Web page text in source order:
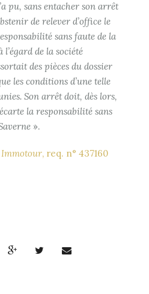
pu, sans entacher son arrêt
de relever d’office le
sans faute de la
de la société
des pièces du dossier
les conditions d’une telle
Son arrêt doit, dès lors,
la responsabilité sans
».
Immotour, req. n° 437160